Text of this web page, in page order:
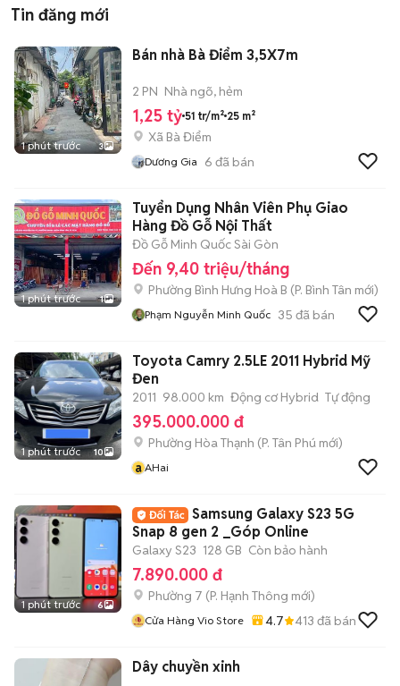
Tin đăng mới
1 phút trước 3
Bán nhà Bà Điểm 3,5X7m
2 PN Nhà ngõ, hẻm
1,25 tỷ 51 tr/m² 25 m²
Xã Bà Điểm
Dương Gia 6 đã bán
1 phút trước 1
Tuyển Dụng Nhân Viên Phụ Giao
Hàng Đồ Gỗ Nội Thất
Đồ Gỗ Minh Quốc Sài Gòn
Đến 9,40 triệu/tháng
Phường Bình Hưng Hoà B (P. Bình Tân mới)
Phạm Nguyễn Minh Quốc 35 đã bán
1 phút trước 10
Toyota Camry 2.5LE 2011 Hybrid Mỹ
Đen
2011 98.000 km Động cơ Hybrid Tự động
395.000.000 đ
Phường Hòa Thạnh (P. Tân Phú mới)
a AHai
1 phút trước 6
Samsung Galaxy S23 5G
Snap 8 gen 2 _Góp Online
Galaxy S23 128 GB Còn bảo hành
7.890.000 đ
Phường 7 (P. Hạnh Thông mới)
Cửa Hàng Vio Store 4.7 413 đã bán
Dây chuyền xinh